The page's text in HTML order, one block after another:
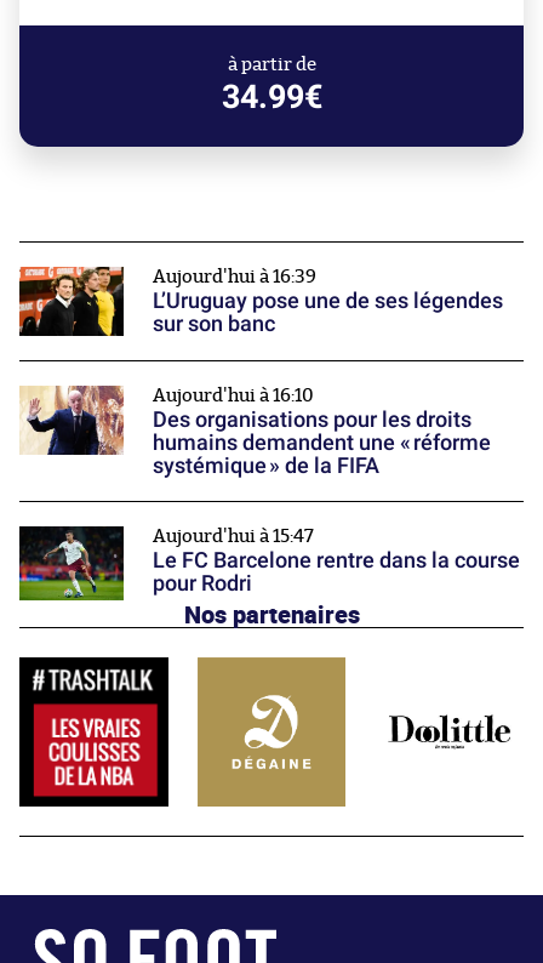
à partir de
34.99€
Aujourd'hui à 16:39
L’Uruguay pose une de ses légendes
sur son banc
Aujourd'hui à 16:10
Des organisations pour les droits
humains demandent une « réforme
systémique » de la FIFA
Aujourd'hui à 15:47
Le FC Barcelone rentre dans la course
pour Rodri
Nos partenaires